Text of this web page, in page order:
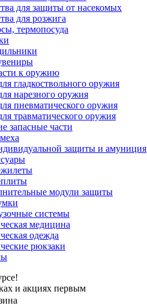
для защиты от насекомых
для розжига
термопосуда
к оружию
гладкоствольного оружия
нарезного оружия
пневматического оружия
травматического оружия
запасные части
защиты и амуниция
модули защиты
системы
медицина
одежда
рюкзаки
и акциях первым